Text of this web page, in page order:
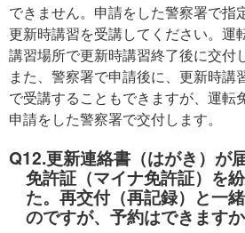
できません。申請をした警察署で指
更新時講習を受講してください。運
講習場所で更新時講習終了後に交付
また、警察署で申請後に、更新時講
で受講することもできますが、運転
申請をした警察署で交付します。
Q12.更新連絡書（はがき）が
免許証（マイナ免許証）を
た。再交付（再記録）と一
のですが、予約はできますか